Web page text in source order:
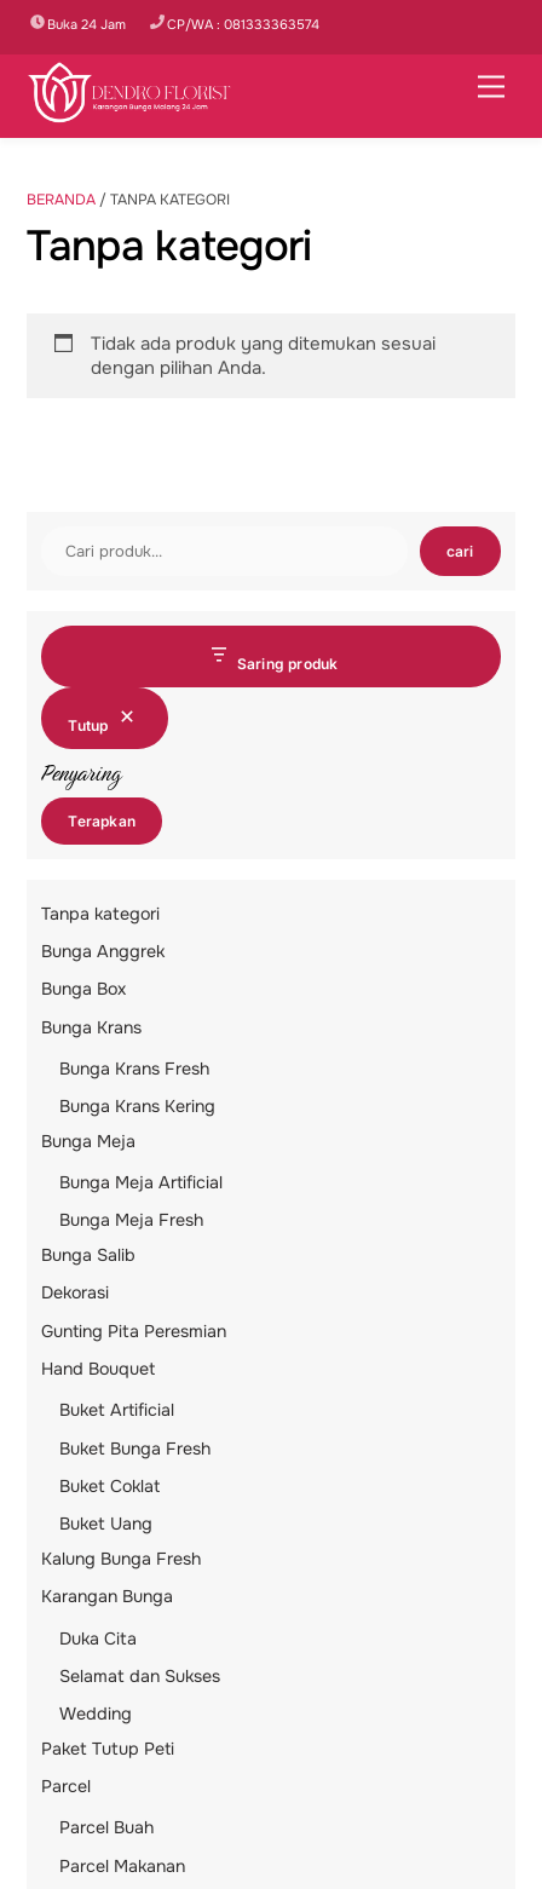
Skip
content
Buka 24 Jam CP/WA : 081333363574
BERANDA / TANPA KATEGORI
Tanpa kategori
Tidak ada produk yang ditemukan sesuai
dengan pilihan Anda.
cari
Saring produk
Tutup
Penyaring
Terapkan
Tanpa kategori
Bunga Anggrek
Bunga Box
Bunga Krans
Bunga Krans Fresh
Bunga Krans Kering
Bunga Meja
Bunga Meja Artificial
Bunga Meja Fresh
Bunga Salib
Dekorasi
Gunting Pita Peresmian
Hand Bouquet
Buket Artificial
Buket Bunga Fresh
Buket Coklat
Buket Uang
Kalung Bunga Fresh
Karangan Bunga
Duka Cita
Selamat dan Sukses
Wedding
Paket Tutup Peti
Parcel
Parcel Buah
Parcel Makanan